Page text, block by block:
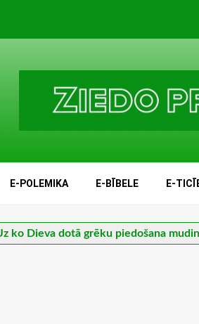
E-POLEMIKA E-BĪBELE E-
ko Dieva dotā grēku piedošana